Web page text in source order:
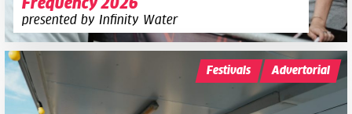
Frequency 2026
presented by Infinity Water
Festivals Advertorial